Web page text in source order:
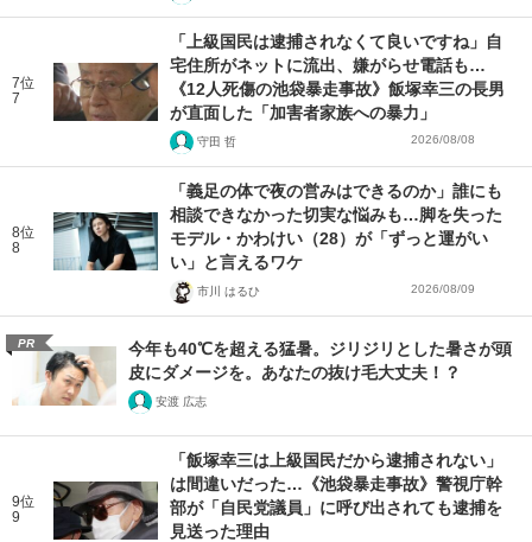
7位
7
「上級国民は逮捕されなくて良いですね」自
宅住所がネットに流出、嫌がらせ電話も…
《12人死傷の池袋暴走事故》飯塚幸三の長男
が直面した「加害者家族への暴力」
守田 哲 2026/08/08
8位
8
「義足の体で夜の営みはできるのか」誰にも
相談できなかった切実な悩みも…脚を失った
モデル・かわけい（28）が「ずっと運がい
い」と言えるワケ
市川 はるひ 2026/08/09
PR
今年も40℃を超える猛暑。ジリジリとした暑さが頭
皮にダメージを。あなたの抜け毛大丈夫！？
安渡 広志
9位
9
「飯塚幸三は上級国民だから逮捕されない」
は間違いだった…《池袋暴走事故》警視庁幹
部が「自民党議員」に呼び出されても逮捕を
見送った理由